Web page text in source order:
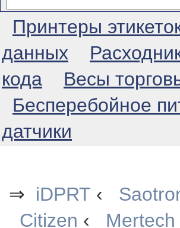
Принтеры
данных
кода
Весы
Бесперебойное
датчики
⇒ iDPRT ‹
Citizen ‹ Mertech